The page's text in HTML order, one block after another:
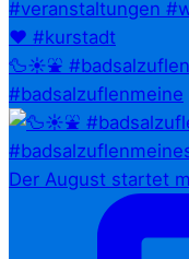
🦆☀️⛲
#badsalzuflenmeine
Der August startet